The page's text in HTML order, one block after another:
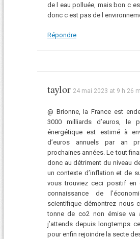
de l eau polluée, mais bon c
donc c est pas de l
Répondre
taylor 24 mai 2023 at 9 h 26
@ Brionne, la France est
3000 milliards d’euros, le
énergétique est estimé à
d’euros annuels par an
prochaines années. Le tout
donc au détriment du niveau
un contexte d’inflation et de
vous trouviez ceci positif en
connaissance de
scientifique démontrez nous
tonne de co2 non émise va
j’attends depuis longtemps
pour enfin rejoindre la secte